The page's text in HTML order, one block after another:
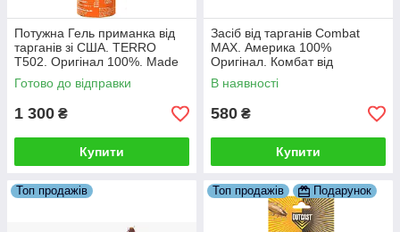
Потужна Гель приманка від
тарганів зі США. TERRO
T502. Оригінал 100%. Made
in USA.
Готово до відправки
1 300 ₴
Купити
Засіб від тарганів Combat
MAX. Америка 100%
Оригінал. Комбат від
тарганів. Дюпонт
В наявності
580 ₴
Купити
Топ продажів Топ продажів Подарунок